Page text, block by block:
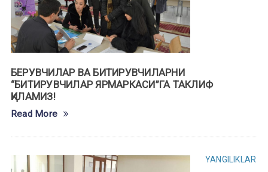
БЕРУВЧИЛАР ВА БИТИРУВЧИЛАРНИ
“БИТИРУВЧИЛАР ЯРМАРКАСИ”ГА ТАКЛИФ
ҚИЛАМИЗ!
Read More
YANGILIKLAR